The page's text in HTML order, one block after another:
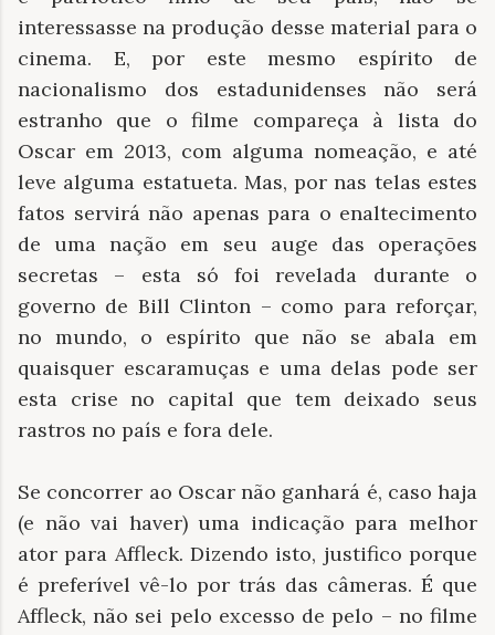
interessasse na produção desse material para o
cinema. E, por este mesmo espírito de
nacionalismo dos estadunidenses não será
estranho que o filme compareça à lista do
Oscar em 2013, com alguma nomeação, e até
leve alguma estatueta. Mas, por nas telas estes
fatos servirá não apenas para o enaltecimento
de uma nação em seu auge das operações
secretas – esta só foi revelada durante o
governo de Bill Clinton – como para reforçar,
no mundo, o espírito que não se abala em
quaisquer escaramuças e uma delas pode ser
esta crise no capital que tem deixado seus
rastros no país e fora dele.
Se concorrer ao Oscar não ganhará é, caso haja
(e não vai haver) uma indicação para melhor
ator para Affleck. Dizendo isto, justifico porque
é preferível vê-lo por trás das câmeras. É que
Affleck, não sei pelo excesso de pelo – no filme